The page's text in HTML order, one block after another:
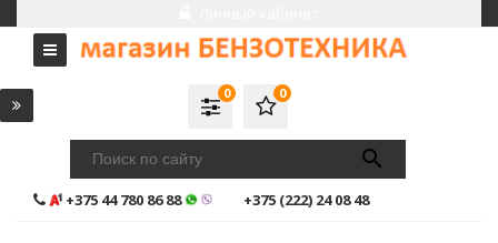
0
0
+375 44 780 86 88 +375 (222) 24 08 48